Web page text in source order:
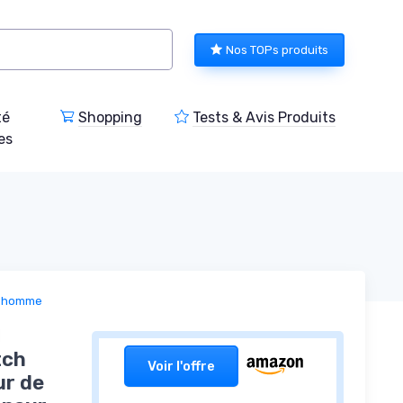
Nos TOPs produits
Shopping Tests & Avis Produits
Voir l'offre
de